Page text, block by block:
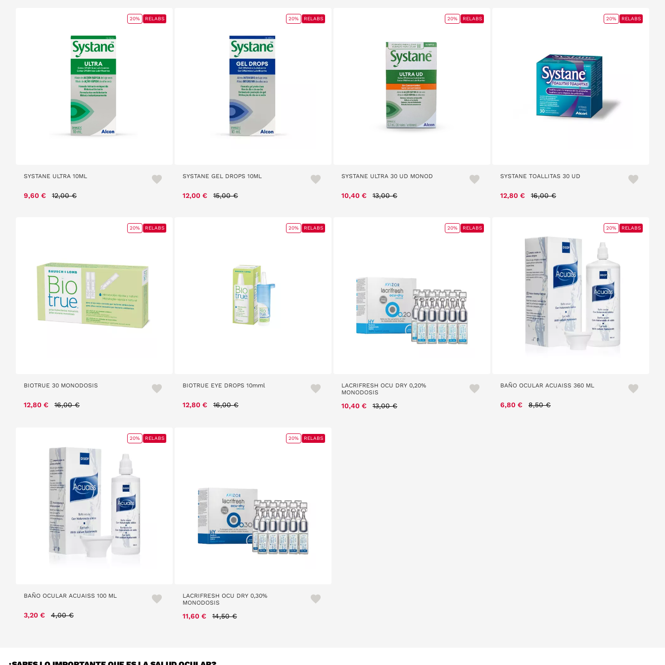
SYSTANE ULTRA 10ML
9,60 € Price reduced from
12,00 €
20% RELABS
SYSTANE GEL DROPS 10ML
12,00 € Price reduced from
15,00 €
20% RELABS
SYSTANE ULTRA 30 UD MONOD
10,40 € Price reduced from
13,00 €
20% RELABS
SYSTANE TOALLITAS 30 UD
12,80 € Price reduced from
16,00 €
20% RELABS
BIOTRUE 30 MONODOSIS
12,80 € Price reduced from
16,00 €
20% RELABS
BIOTRUE EYE DROPS 10mml
12,80 € Price reduced from
16,00 €
20% RELABS
LACRIFRESH OCU DRY 0,20%
MONODOSIS
10,40 € Price reduced from
13,00 €
20% RELABS
BAÑO OCULAR ACUAISS 360 ML
6,80 € Price reduced from
8,50 €
20% RELABS
BAÑO OCULAR ACUAISS 100 ML
3,20 € Price reduced from
4,00 €
20% RELABS
LACRIFRESH OCU DRY 0,30%
MONODOSIS
11,60 € Price reduced from
14,50 €
20% RELABS